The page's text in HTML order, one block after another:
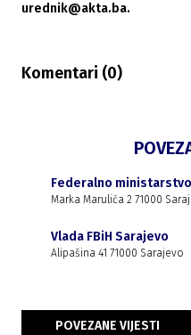
urednik@akta.ba.
Komentari (0)
Federalno
Marka Marulića 2 71000
Vlada FBiH Sarajevo
Alipašina 41 71000 Sarajevo
POVEZANE VIJESTI